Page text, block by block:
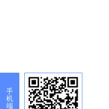
手
机
端